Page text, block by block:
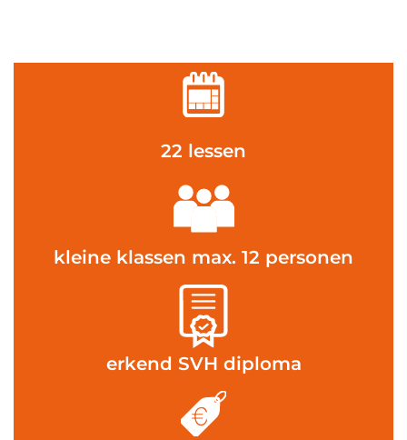
22 lessen
kleine klassen max. 12 personen
erkend SVH diploma